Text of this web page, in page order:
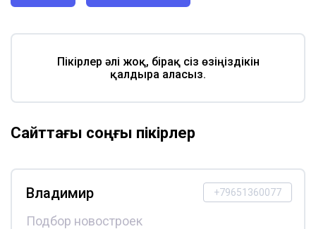
Пікірлер әлі жоқ, бірақ сіз өзіңіздікін
қалдыра аласыз.
Сайттағы соңғы пікірлер
+79651360077
Владимир
Подбор новостроек